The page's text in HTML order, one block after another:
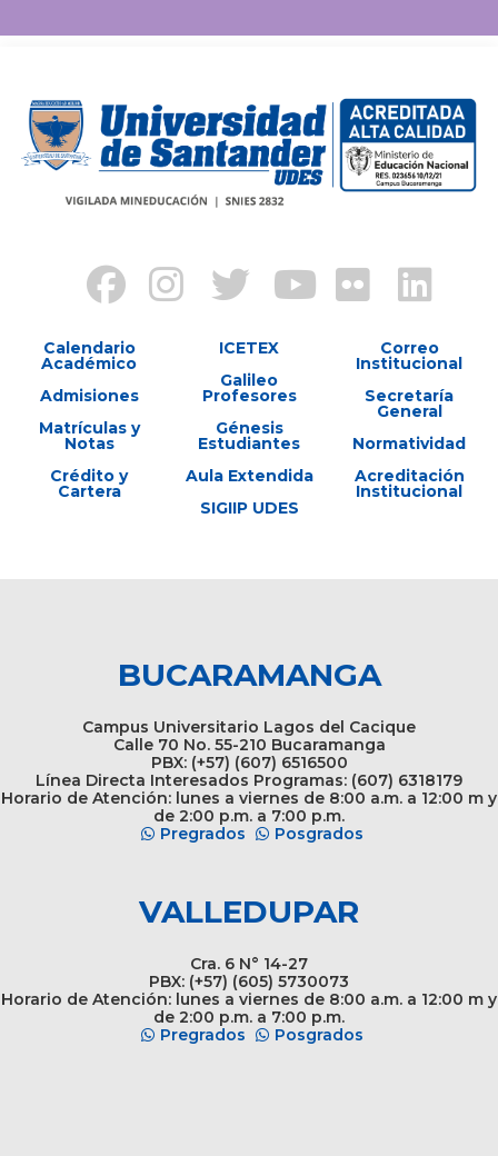
Calendario
Académico
Admisiones
Matrículas y
Notas
Crédito y
Cartera
ICETEX
Galileo
Profesores
Génesis
Estudiantes
Aula Extendida
SIGIIP UDES
Correo
Institucional
Secretaría
General
Normatividad
Acreditación
Institucional
BUCARAMANGA
Campus Universitario Lagos del Cacique
Calle 70 No. 55-210 Bucaramanga
PBX: (+57) (607) 6516500
Línea Directa Interesados Programas: (607) 6318179
Horario de Atención: lunes a viernes de 8:00 a.m. a 12:00 m y
de 2:00 p.m. a 7:00 p.m.
Pregrados
Posgrados
VALLEDUPAR
Cra. 6 N° 14-27
PBX: (+57) (605) 5730073
Horario de Atención: lunes a viernes de 8:00 a.m. a 12:00 m y
de 2:00 p.m. a 7:00 p.m.
Pregrados
Posgrados